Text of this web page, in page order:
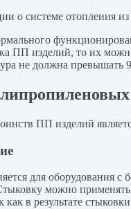
ПП изделий, то их
не должна
ПП изделий
для оборудования
можно
как в результате